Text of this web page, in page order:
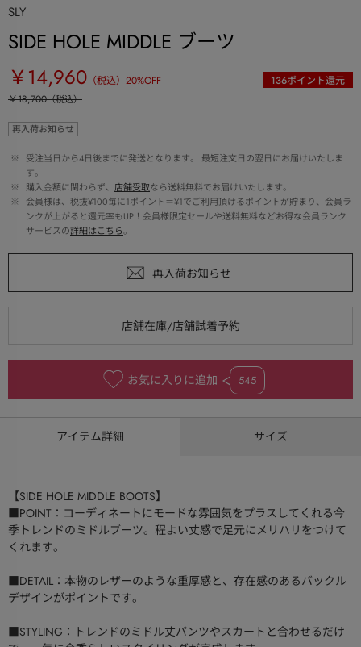
SLY
SIDE HOLE MIDDLE ブーツ
￥14,960 （税込） 20%OFF 136ポイント還元
￥18,700（税込）
再入荷お知らせ
※
受注当日から4日後までに発送となります。 最短注文日の翌日にお届けいたしま
す。
※
購入金額に関わらず、 店舗受取なら送料無料でお届けいたします。
※
会員様は、税抜¥100毎に1ポイント＝¥1でご利用頂けるポイントが貯まり、会員ラ
ンクが上がると還元率もUP！会員様限定セールや送料無料などお得な会員ランク
サービスの詳細はこちら。
お気に入りに追加 545
アイテム詳細 サイズ
【SIDE HOLE MIDDLE BOOTS】
■POINT：コーディネートにモードな雰囲気をプラスしてくれる今
季トレンドのミドルブーツ。程よい丈感で足元にメリハリをつけて
くれます。
■DETAIL：本物のレザーのような重厚感と、存在感のあるバックル
デザインがポイントです。
■STYLING：トレンドのミドル丈パンツやスカートと合わせるだけ